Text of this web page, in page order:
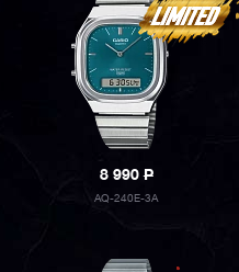
8 990P
AQ-240E-3A